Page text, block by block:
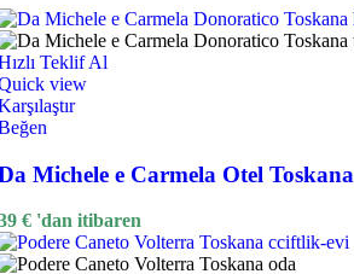
Teklif Al
view
Michele e Carmela Otel Toskana
€ 'dan itibaren